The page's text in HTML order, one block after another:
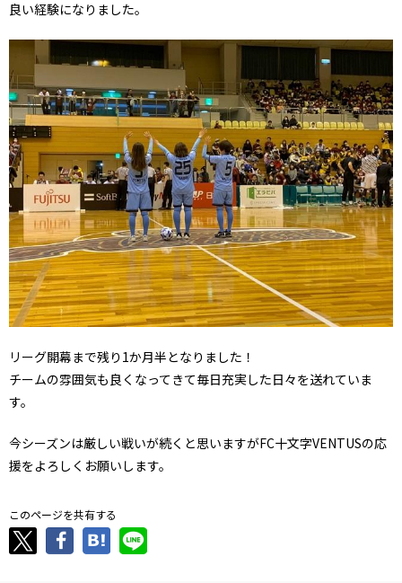
良い経験になりました。
リーグ開幕まで残り1か月半となりました！
チームの雰囲気も良くなってきて毎日充実した日々を送れていま
す。
今シーズンは厳しい戦いが続くと思いますがFC十文字VENTUSの応
援をよろしくお願いします。
このページを共有する